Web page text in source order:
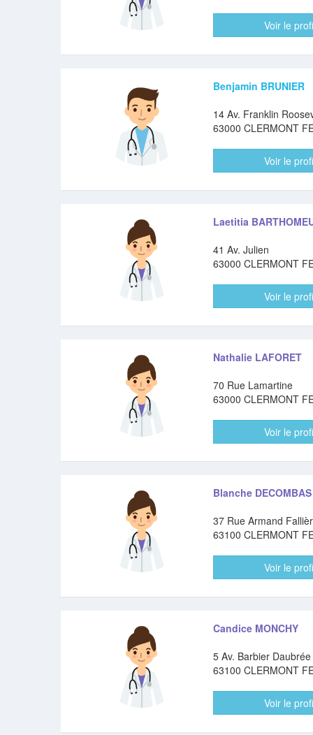
Voir le
Benjamin BRUNIER
14 Av. Franklin
63000 CLERMONT
Voir le
Laetitia
41 Av. Julien
63000 CLERMONT
Voir le
Nathalie LAFORET
70 Rue Lamartine
63000 CLERMONT
Voir le
Blanche DECOMBAS
37 Rue Armand
63100 CLERMONT
Voir le
Candice MONCHY
5 Av. Barbier Daubrée
63100 CLERMONT
Voir le